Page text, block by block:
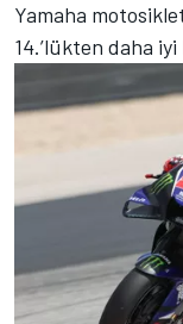
Yamaha
14.’lükten daha